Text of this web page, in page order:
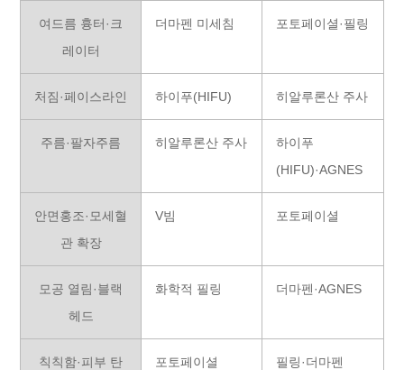
여드름 흉터·크
레이터
더마펜 미세침 포토페이셜·필링
처짐·페이스라인 하이푸(HIFU) 히알루론산 주사
주름·팔자주름 히알루론산 주사
하이푸
(HIFU)·AGNES
안면홍조·모세혈
관 확장
V빔 포토페이셜
모공 열림·블랙
헤드
화학적 필링 더마펜·AGNES
칙칙함·피부 탄
포토페이셜 필링·더마펜